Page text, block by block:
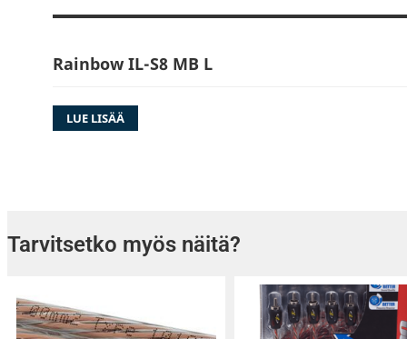
Rainbow IL-S8 MB L
Nämä subwooferit myydään kappaleittain. IL-
LUE LISÄÄ
Tarvitsetko myös näitä?